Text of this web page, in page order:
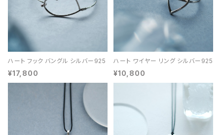
ハート フック バングル シルバー925
¥17,800
ハート ワイヤー リング シルバー925
¥10,800